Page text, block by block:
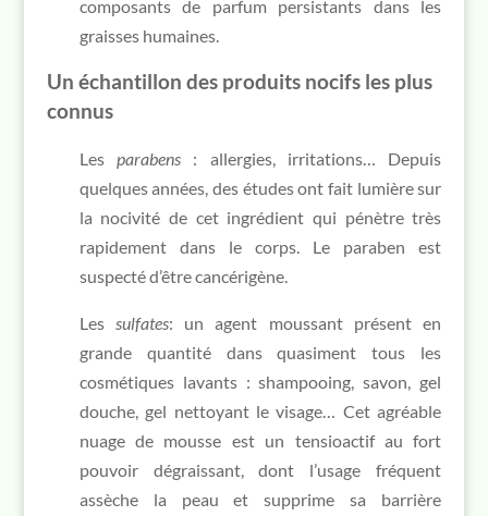
composants de parfum persistants dans les
graisses humaines.
Un échantillon des produits nocifs les plus
connus
Les parabens: allergies, irritations… Depuis
quelques années, des études ont fait lumière sur
la nocivité de cet ingrédient qui pénètre très
rapidement dans le corps. Le paraben est
suspecté d’être cancérigène.
Les sulfates: un agent moussant présent en
grande quantité dans quasiment tous les
cosmétiques lavants : shampooing, savon, gel
douche, gel nettoyant le visage… Cet agréable
nuage de mousse est un tensioactif au fort
pouvoir dégraissant, dont l’usage fréquent
assèche la peau et supprime sa barrière